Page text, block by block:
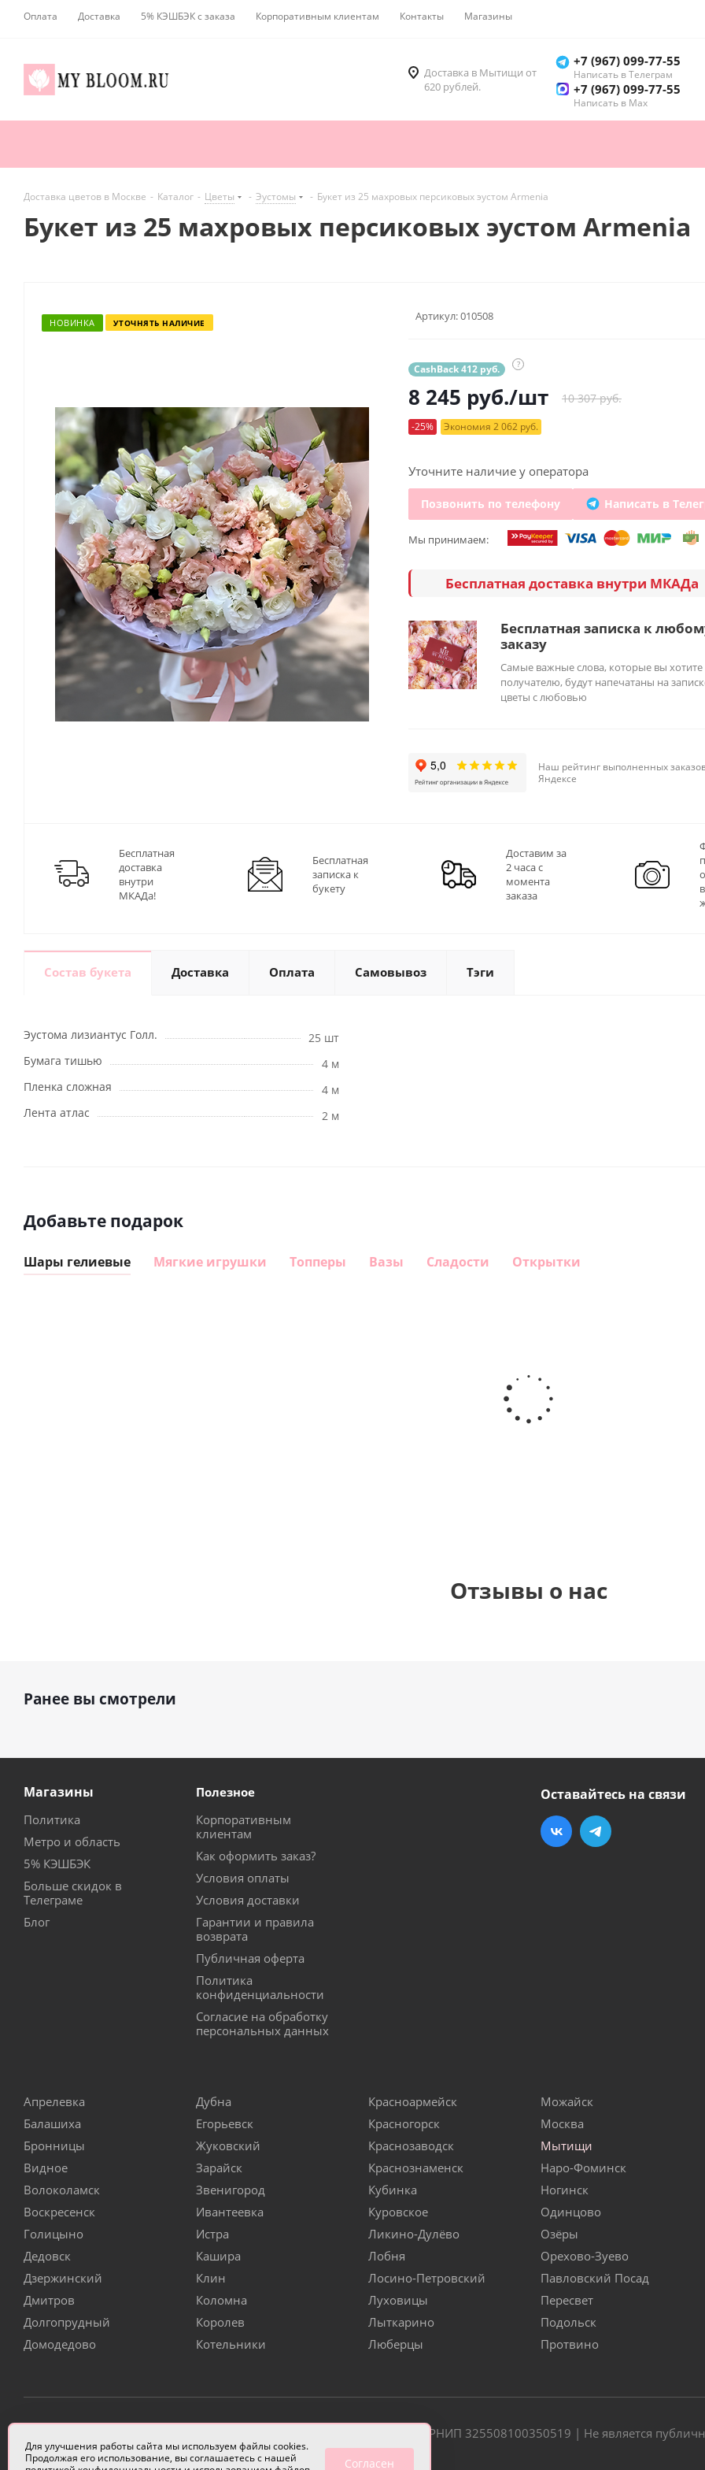
Оплата Доставка 5% КЭШБЭК с заказа Корпоративным клиентам Контакты Магазины
Доставка в Мытищи от
620 рублей.
+7 (967) 099-77-55
Написать в Телеграм
+7 (967) 099-77-55
Написать в Мах
Доставка цветов в Москве - Каталог - Цветы - Эустомы - Букет из 25 махровых персиковых эустом Armenia
Букет из 25 махровых персиковых эустом Armenia
НОВИНКА УТОЧНЯТЬ НАЛИЧИЕ
Артикул:010508
CashBack 412 руб. ?
8 245 руб./шт 10 307 руб.
-25% Экономия 2 062 руб.
Уточните наличие у оператора
Позвонить по телефону Написать в
Мы принимаем:
Бесплатная доставка внутри МКАДа
Бесплатная записка к
заказу
Самые важные слова, которые вы хотите
получателю, будут напечатаны на
цветы с любовью
Наш рейтинг выполненных
Яндексе
Бесплатная
доставка
внутри
МКАДа!
Бесплатная
записка к
букету
Доставим за
2 часа с
момента
заказа
Состав букета Доставка Оплата Самовывоз Тэги
Эустома лизиантус Голл.
25 шт
Бумага тишью
4 м
Пленка сложная
4 м
Лента атлас
2 м
Добавьте подарок
Шары гелиевые Мягкие игрушки Топперы Вазы Сладости Открытки
гелиевый
цифра 3
(40х102
Отзывы о нас
Ранее вы смотрели
Магазины
Политика
Метро и область
5% КЭШБЭК
Больше скидок в
Телеграме
Блог
Полезное
Корпоративным
клиентам
Как оформить заказ?
Условия оплаты
Условия доставки
Гарантии и правила
возврата
Публичная оферта
Политика
конфиденциальности
Согласие на обработку
персональных данных
Оставайтесь на связи
Апрелевка
Балашиха
Бронницы
Видное
Волоколамск
Воскресенск
Голицыно
Дедовск
Дзержинский
Дмитров
Долгопрудный
Домодедово
Дубна
Егорьевск
Жуковский
Зарайск
Звенигород
Ивантеевка
Истра
Кашира
Клин
Коломна
Королев
Котельники
Красноармейск
Красногорск
Краснозаводск
Краснознаменск
Кубинка
Куровское
Ликино-Дулёво
Лобня
Лосино-Петровский
Луховицы
Лыткарино
Люберцы
Можайск
Москва
Мытищи
Наро-Фоминск
Ногинск
Одинцово
Озёры
Орехово-Зуево
Павловский Посад
Пересвет
Подольск
Протвино
ИП Чулкова Анастасия Александровна ИНН 331405822720 | ОГРН/ОГРНИП 325508100350519 | Не является
Для улучшения работы сайта мы используем файлы cookies.
Продолжая его использование, вы соглашаетесь с нашей
Согласен